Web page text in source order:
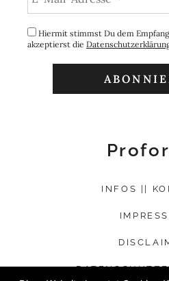
Hiermit stimmst Du dem
akzeptierst die
INFOS ||